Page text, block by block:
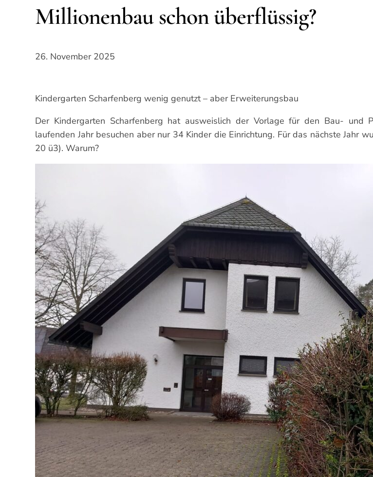
Millionenbau schon überflüssig?
26. November 2025
Kindergarten Scharfenberg wenig genutzt – aber Erweiterungsbau
Der Kindergarten Scharfenberg hat ausweislich der Vorlage für den Bau- und
laufenden Jahr besuchen aber nur 34 Kinder die Einrichtung. Für das nächste Jahr
20 ü3). Warum?